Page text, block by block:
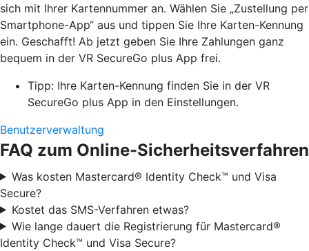
sich mit Ihrer Kartennummer an. Wählen Sie „Zustellung per
Smartphone-App“ aus und tippen Sie Ihre Karten-Kennung
ein. Geschafft! Ab jetzt geben Sie Ihre Zahlungen ganz
bequem in der VR SecureGo plus App frei.
Tipp: Ihre Karten-Kennung finden Sie in der VR
SecureGo plus App in den Einstellungen.
Benutzerverwaltung
FAQ zum Online-Sicherheitsverfahren
Was kosten Mastercard® Identity Check™ und Visa
Secure?
Kostet das SMS-Verfahren etwas?
Wie lange dauert die Registrierung für Mastercard®
Identity Check™ und Visa Secure?